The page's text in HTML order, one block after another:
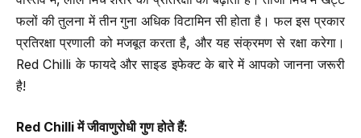
फलों की तुलना में तीन गुना अधिक विटामिन सी होता है। फल इस प्रकार
प्रतिरक्षा प्रणाली को मजबूत करता है, और यह संक्रमण से रक्षा करेगा।
Red Chilli के फायदे और साइड इफेक्ट के बारे में आपको जानना जरूरी
है!
Red Chilliमें जीवाणुरोधी गुण होते हैं: